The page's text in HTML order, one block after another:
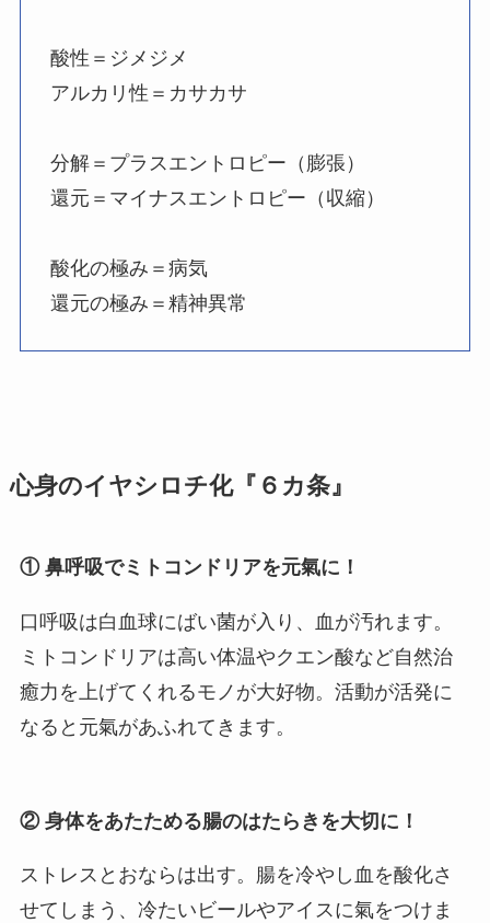
酸性＝ジメジメ
アルカリ性＝カサカサ
分解＝プラスエントロピー（膨張）
還元＝マイナスエントロピー（収縮）
酸化の極み＝病気
還元の極み＝精神異常
心身のイヤシロチ化『６カ条』
① 鼻呼吸でミトコンドリアを元氣に！
口呼吸は白血球にばい菌が入り、血が汚れます。
ミトコンドリアは高い体温やクエン酸など自然治
癒力を上げてくれるモノが大好物。活動が活発に
なると元氣があふれてきます。
② 身体をあたためる腸のはたらきを大切に！
ストレスとおならは出す。腸を冷やし血を酸化さ
せてしまう、冷たいビールやアイスに氣をつけま